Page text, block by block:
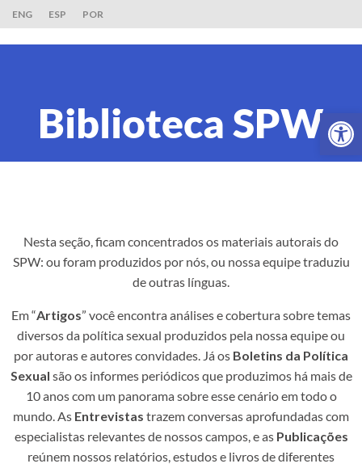
ENG ESP POR
Biblioteca SPW
Nesta seção, ficam concentrados os materiais autorais do
SPW: ou foram produzidos por nós, ou nossa equipe traduziu
de outras línguas.
Em “Artigos” você encontra análises e cobertura sobre temas
diversos da política sexual produzidos pela nossa equipe ou
por autoras e autores convidades. Já os Boletins da Política
Sexual são os informes periódicos que produzimos há mais de
10 anos com um panorama sobre esse cenário em todo o
mundo. As Entrevistas trazem conversas aprofundadas com
especialistas relevantes de nossos campos, e as Publicações
reúnem nossos relatórios, estudos e livros de diferentes